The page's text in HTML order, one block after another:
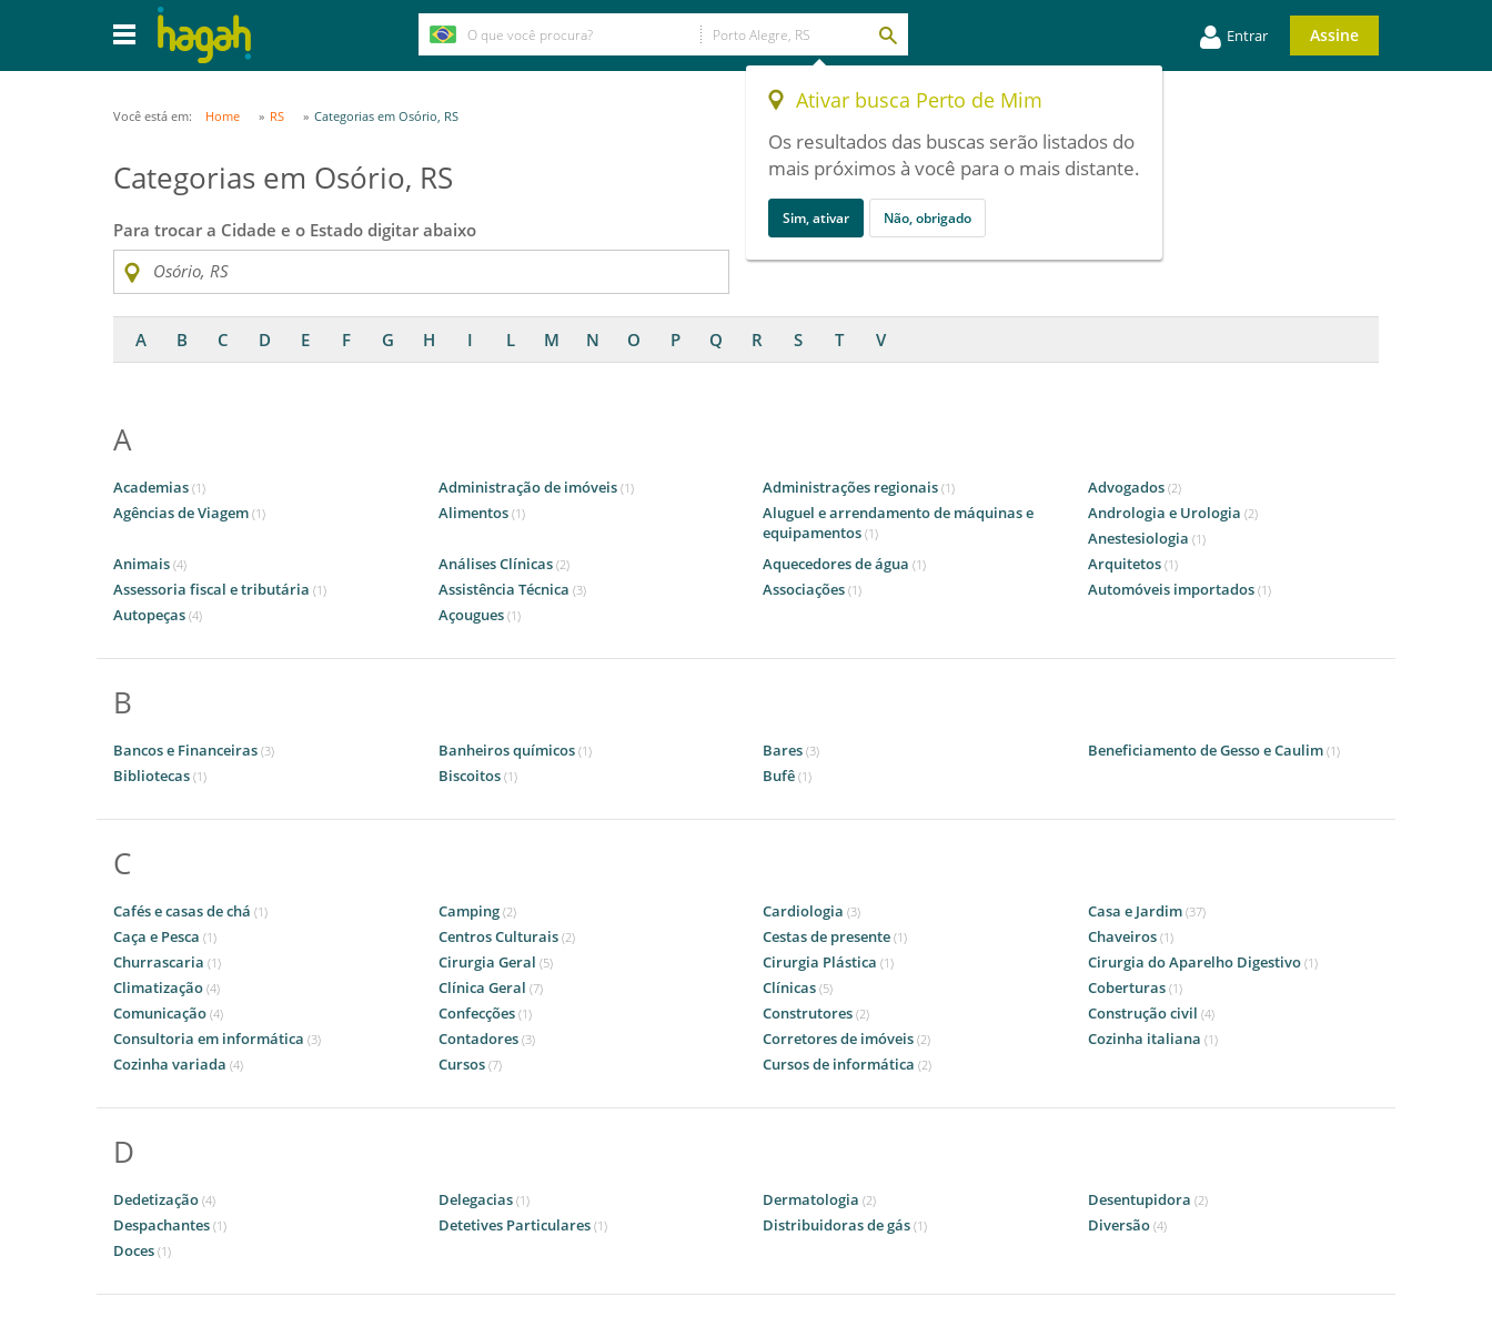
Entrar Assine
Ativar busca Perto de Mim
Os resultados das buscas serão listados do
mais próximos à você para o mais distante.
Sim, ativar Não, obrigado
Você está em: Home RS Categorias em Osório, RS
Categorias em Osório, RS
Para trocar a Cidade e o Estado digitar abaixo
A B C D E F G H I L M N O P Q R S T V
A
Academias (1) Administração de imóveis (1) Administrações regionais (1) Advogados (2)
Agências de Viagem (1) Alimentos (1)
Aluguel e arrendamento de máquinas e
equipamentos (1)
Andrologia e Urologia (2)
Anestesiologia (1)
Animais (4) Análises Clínicas (2) Aquecedores de água (1) Arquitetos (1)
Assessoria fiscal e tributária (1) Assistência Técnica (3) Associações (1) Automóveis importados (1)
Autopeças (4) Açougues (1)
B
Bancos e Financeiras (3) Banheiros químicos (1) Bares (3) Beneficiamento de Gesso e Caulim (1)
Bibliotecas (1) Biscoitos (1) Bufê (1)
C
Cafés e casas de chá (1) Camping (2) Cardiologia (3) Casa e Jardim (37)
Caça e Pesca (1) Centros Culturais (2) Cestas de presente (1) Chaveiros (1)
Churrascaria (1) Cirurgia Geral (5) Cirurgia Plástica (1) Cirurgia do Aparelho Digestivo (1)
Climatização (4) Clínica Geral (7) Clínicas (5) Coberturas (1)
Comunicação (4) Confecções (1) Construtores (2) Construção civil (4)
Consultoria em informática (3) Contadores (3) Corretores de imóveis (2) Cozinha italiana (1)
Cozinha variada (4) Cursos (7) Cursos de informática (2)
D
Dedetização (4) Delegacias (1) Dermatologia (2) Desentupidora (2)
Despachantes (1) Detetives Particulares (1) Distribuidoras de gás (1) Diversão (4)
Doces (1)